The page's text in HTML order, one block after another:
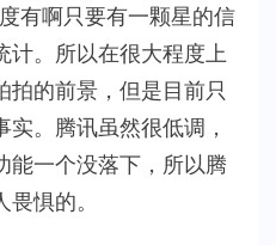
有啊只要有一颗星的信
计。所以在很大程度上
拍的前景，但是目前只
。腾讯虽然很低调，
能一个没落下，所以腾
惧的。